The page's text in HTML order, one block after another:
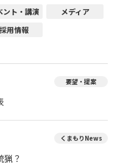
ント・講演
メディア
採用情報
要望・提案
くまもりNews
猟？